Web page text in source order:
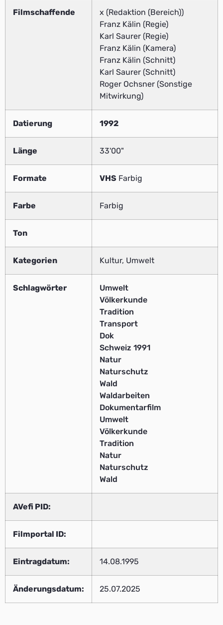
Filmschaffende
x (Redaktion (Bereich))
Franz Kälin (Regie)
Karl Saurer (Regie)
Franz Kälin (Kamera)
Franz Kälin (Schnitt)
Karl Saurer (Schnitt)
Roger Ochsner (Sonstige
Mitwirkung)
Datierung 1992
Länge 33'00"
Formate VHS Farbig
Farbe Farbig
Ton
Kategorien Kultur, Umwelt
Schlagwörter
Umwelt
Völkerkunde
Tradition
Transport
Dok
Schweiz 1991
Natur
Naturschutz
Wald
Waldarbeiten
Dokumentarfilm
Umwelt
Völkerkunde
Tradition
Natur
Naturschutz
Wald
AVefi PID:
Filmportal ID:
Eintragdatum: 14.08.1995
Änderungsdatum: 25.07.2025